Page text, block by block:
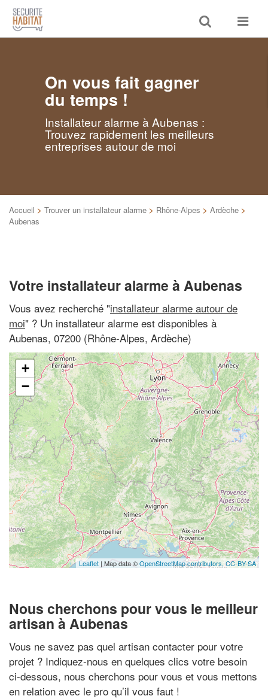
Toggle
search
Toggle
On vous fait gagner
du temps !
Installateur alarme à Aubenas :
Trouvez rapidement les meilleurs
entreprises autour de moi
Accueil > Trouver un installateur alarme > Rhône-Alpes > Ardèche >
Aubenas
Votre installateur alarme à Aubenas
Vous avez recherché "installateur alarme autour de
moi" ? Un installateur alarme est disponibles à
Aubenas, 07200 (Rhône-Alpes, Ardèche)
+
−
Leaflet | Map data ©OpenStreetMap contributors,CC-BY-SA
Nous cherchons pour vous le meilleur
artisan à Aubenas
Vous ne savez pas quel artisan contacter pour votre
projet ? Indiquez-nous en quelques clics votre besoin
ci-dessous, nous cherchons pour vous et vous mettons
en relation avec le pro qu’il vous faut !